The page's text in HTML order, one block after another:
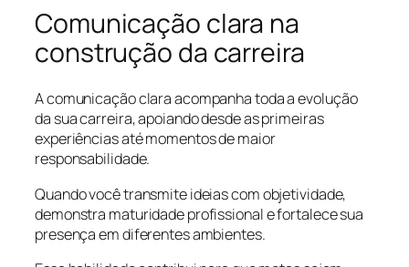
Comunicação clara na
construção da carreira
A comunicação clara acompanha toda a evolução
da sua carreira, apoiando desde as primeiras
experiências até momentos de maior
responsabilidade.
Quando você transmite ideias com objetividade,
demonstra maturidade profissional e fortalece sua
presença em diferentes ambientes.